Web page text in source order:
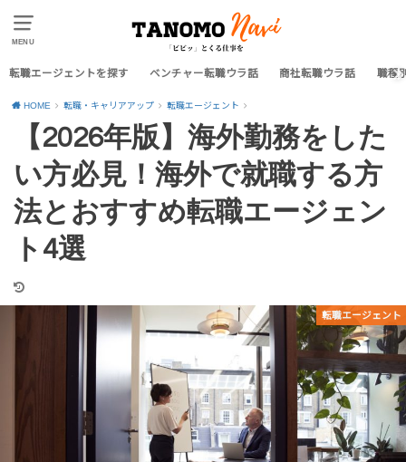
MENU
転職エージェントを探す ベンチャー転職ウラ話 商社転職ウラ話 職種
HOME 転職・キャリアアップ 転職エージェント
【2026年版】海外勤務をした
い方必見！海外で就職する方
法とおすすめ転職エージェン
ト4選
転職エージェント